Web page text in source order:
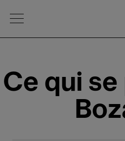
Open Menu
Ce qui se